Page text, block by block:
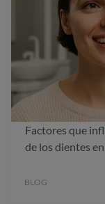
Factores que
de los dientes
BLOG